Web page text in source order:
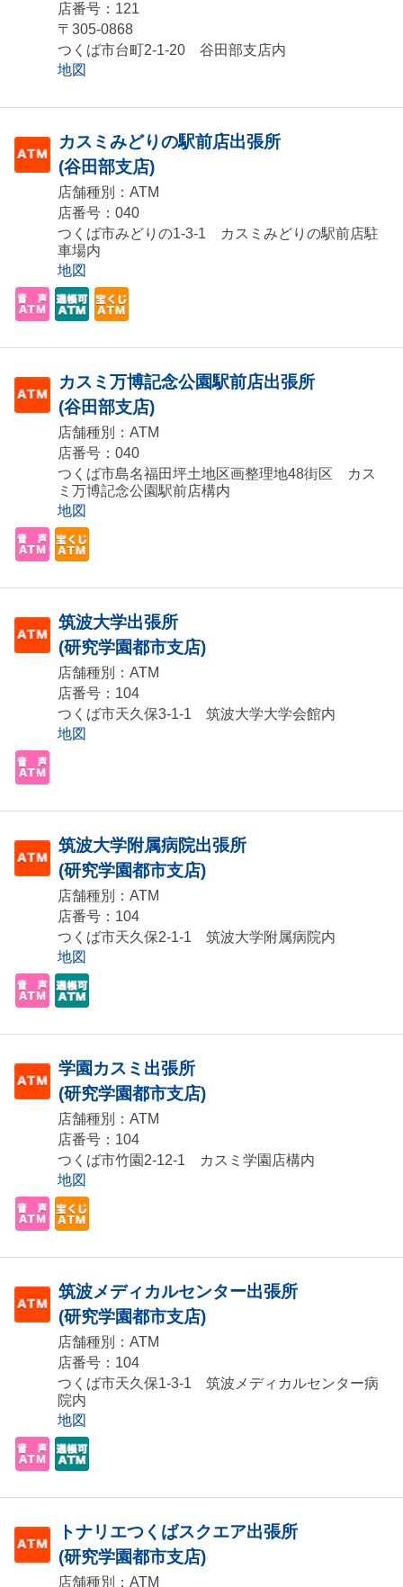
店番号：121
〒305-0868
つくば市台町2-1-20 谷田部支店内
地図
カスミみどりの駅前店出張所
(谷田部支店)
店舗種別：ATM
店番号：040
つくば市みどりの1-3-1 カスミみどりの駅前店駐
車場内
地図
カスミ万博記念公園駅前店出張所
(谷田部支店)
店舗種別：ATM
店番号：040
つくば市島名福田坪土地区画整理地48街区 カス
ミ万博記念公園駅前店構内
地図
筑波大学出張所
(研究学園都市支店)
店舗種別：ATM
店番号：104
つくば市天久保3-1-1 筑波大学大学会館内
地図
筑波大学附属病院出張所
(研究学園都市支店)
店舗種別：ATM
店番号：104
つくば市天久保2-1-1 筑波大学附属病院内
地図
学園カスミ出張所
(研究学園都市支店)
店舗種別：ATM
店番号：104
つくば市竹園2-12-1 カスミ学園店構内
地図
筑波メディカルセンター出張所
(研究学園都市支店)
店舗種別：ATM
店番号：104
つくば市天久保1-3-1 筑波メディカルセンター病
院内
地図
トナリエつくばスクエア出張所
(研究学園都市支店)
店舗種別：ATM